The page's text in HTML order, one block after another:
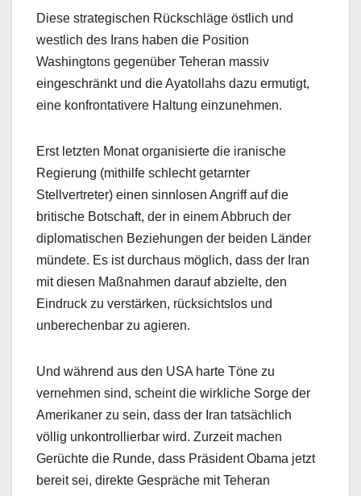
Diese strategischen Rückschläge östlich und
westlich des Irans haben die Position
Washingtons gegenüber Teheran massiv
eingeschränkt und die Ayatollahs dazu ermutigt,
eine konfrontativere Haltung einzunehmen.
Erst letzten Monat organisierte die iranische
Regierung (mithilfe schlecht getarnter
Stellvertreter) einen sinnlosen Angriff auf die
britische Botschaft, der in einem Abbruch der
diplomatischen Beziehungen der beiden Länder
mündete. Es ist durchaus möglich, dass der Iran
mit diesen Maßnahmen darauf abzielte, den
Eindruck zu verstärken, rücksichtslos und
unberechenbar zu agieren.
Und während aus den USA harte Töne zu
vernehmen sind, scheint die wirkliche Sorge der
Amerikaner zu sein, dass der Iran tatsächlich
völlig unkontrollierbar wird. Zurzeit machen
Gerüchte die Runde, dass Präsident Obama jetzt
bereit sei, direkte Gespräche mit Teheran